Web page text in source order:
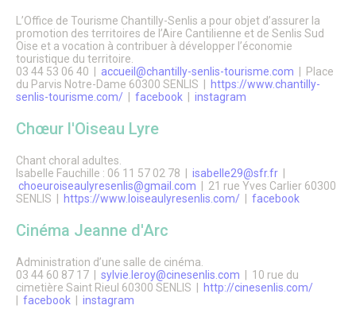
Fonds de dotation
CADRE DE VIE
Énergie & Environnement
Plan de sobriété énergétique
Alerte sécheresse
Plan de Prévention du Bruit dans L’Environnement
GEMAPI
(ZAEnR)
Amélioration de l’habitat – Maison de l’habitat et des
projets
Signalements
Enquêtes publiques
Enquêtes publiques en cours
Enquêtes publiques closes
Urbanisme
Mes démarches en urbanisme
Plan Local d’Urbanisme
L’Office de Tourisme Chantilly-Senlis a pour objet d’assurer la
promotion des territoires de l’Aire Cantilienne et de Senlis Sud
Oise et a vocation à contribuer à développer l’économie
touristique du territoire.
03 44 53 06 40 | accueil@chantilly-senlis-tourisme.com | Place
du Parvis Notre-Dame 60300 SENLIS |
https://www.chantilly-
senlis-tourisme.com/
facebook instagram
Chœur l'Oiseau Lyre
Chant choral adultes.
Isabelle Fauchille : 06 11 57 02 78 | isabelle29@sfr.fr
choeuroiseaulyresenlis@gmail.com | 21 rue Yves Carlier 60300
SENLIS |
https://www.loiseaulyresenlis.com/ facebook
Cinéma Jeanne d'Arc
Administration d’une salle de cinéma.
03 44 60 87 17 | sylvie.leroy@cinesenlis.com | 10 rue du
cimetière Saint Rieul 60300 SENLIS |
http://cinesenlis.com/
facebook instagram